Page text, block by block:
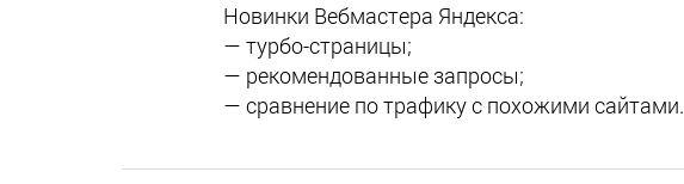
Новинки Вебмастера Яндекса:
— турбо-страницы;
— рекомендованные запросы;
— сравнение по трафику с похожими сайтами.